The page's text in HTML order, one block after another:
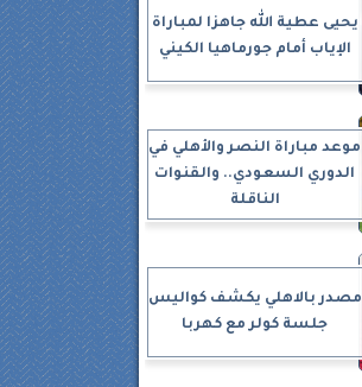
يحيى عطية الله جاهزا لمباراة
الإياب أمام جورماهيا الكيني
موعد مباراة النصر والأهلي في
الدوري السعودي.. والقنوات
الناقلة
مصدر بالاهلي يكشف كواليس
جلسة كولر مع كهربا